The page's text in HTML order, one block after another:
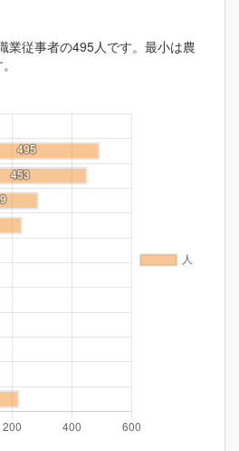
業従事者の495人です。最小は農